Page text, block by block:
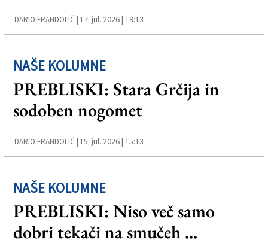
Naročnine
DARIO FRANDOLIČ |17. jul. 2026 | 19:13
NAŠE KOLUMNE
PREBLISKI: Stara Grčija in
sodoben nogomet
DARIO FRANDOLIČ |15. jul. 2026 | 15:13
NAŠE KOLUMNE
PREBLISKI: Niso več samo
dobri tekači na smučeh ...